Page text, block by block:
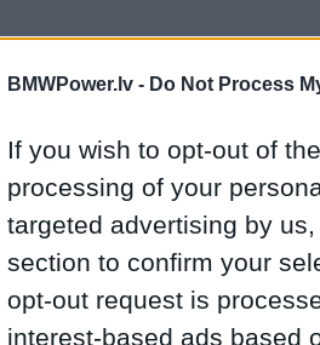
BMWPower.lv - Do Not Process
If you wish to opt-out of
processing of your
targeted advertising by
section to confirm your
opt-out request is
interest-based ads based